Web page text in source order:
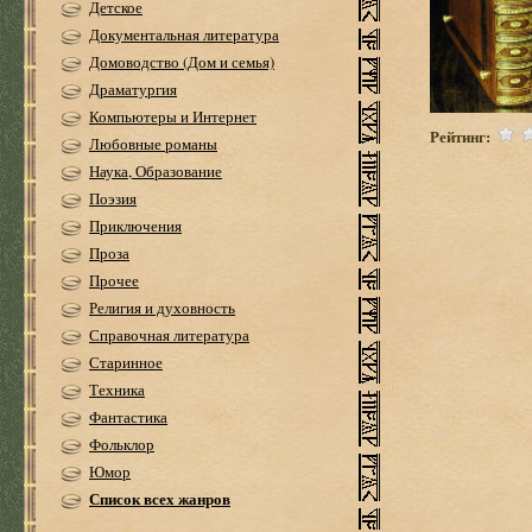
Детское
Документальная литература
Домоводство (Дом и семья)
Драматургия
Компьютеры и Интернет
Любовные романы
Наука, Образование
Поэзия
Приключения
Проза
Прочее
Религия и духовность
Справочная литература
Старинное
Техника
Фантастика
Фольклор
Юмор
Список всех жанров
Рейтинг: